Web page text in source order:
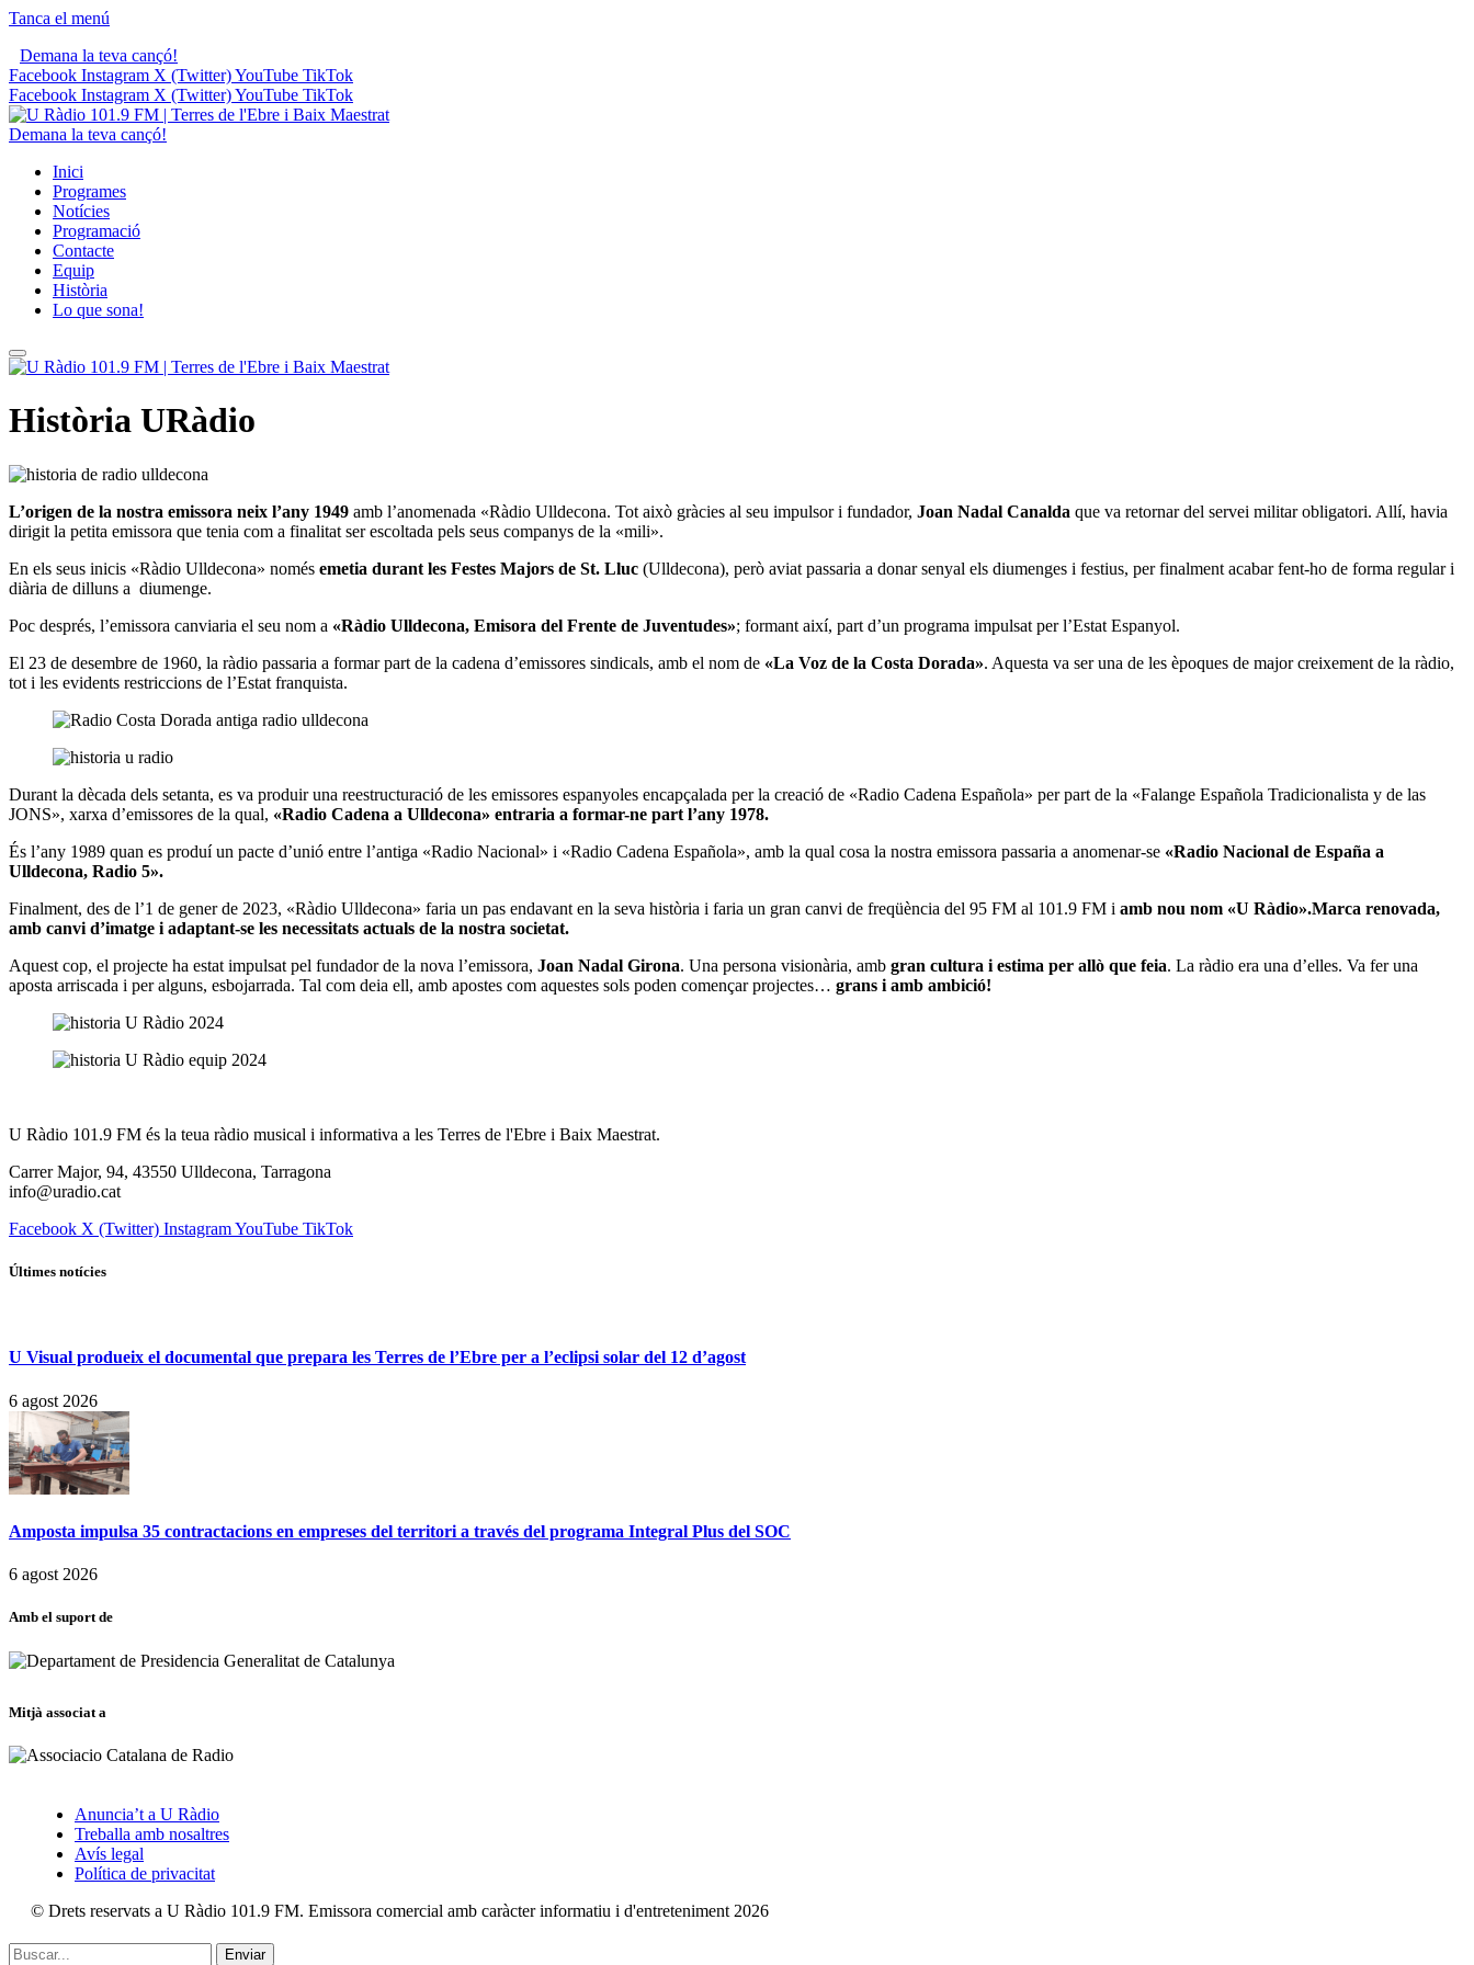
Tanca el menú
Demana la teva cançó!
Facebook Instagram X (Twitter)YouTube TikTok
Facebook Instagram X (Twitter)YouTube TikTok
Demana la teva cançó!
Inici
Programes
Notícies
Programació
Contacte
Equip
Història
Lo que sona!
Història URàdio
L’origen de la nostra emissora neix l’any 1949 amb l’anomenada «Ràdio Ulldecona. Tot això gràcies al seu impulsor i fundador, Joan Nadal Canalda que va retornar del servei militar obligatori. Allí, havia
dirigit la petita emissora que tenia com a finalitat ser escoltada pels seus companys de la «mili».
En els seus inicis «Ràdio Ulldecona» només emetia durant les Festes Majors de St. Lluc (Ulldecona), però aviat passaria a donar senyal els diumenges i festius, per finalment acabar fent-ho de forma regular i
diària de dilluns a diumenge.
Poc després, l’emissora canviaria el seu nom a «Ràdio Ulldecona, Emisora del Frente de Juventudes»; formant així, part d’un programa impulsat per l’Estat Espanyol.
El 23 de desembre de 1960, la ràdio passaria a formar part de la cadena d’emissores sindicals, amb el nom de «La Voz de la Costa Dorada». Aquesta va ser una de les èpoques de major creixement de la ràdio,
tot i les evidents restriccions de l’Estat franquista.
Durant la dècada dels setanta, es va produir una reestructuració de les emissores espanyoles encapçalada per la creació de «Radio Cadena Española» per part de la «Falange Española Tradicionalista y de las
JONS», xarxa d’emissores de la qual, «Radio Cadena a Ulldecona» entraria a formar-ne part l’any 1978.
És l’any 1989 quan es produí un pacte d’unió entre l’antiga «Radio Nacional» i «Radio Cadena Española», amb la qual cosa la nostra emissora passaria a anomenar-se «Radio Nacional de España a
Ulldecona, Radio 5».
Finalment, des de l’1 de gener de 2023, «Ràdio Ulldecona» faria un pas endavant en la seva història i faria un gran canvi de freqüència del 95 FM al 101.9 FM i amb nou nom «U Ràdio».Marca renovada,
amb canvi d’imatge i adaptant-se les necessitats actuals de la nostra societat.
Aquest cop, el projecte ha estat impulsat pel fundador de la nova l’emissora, Joan Nadal Girona. Una persona visionària, amb gran cultura i estima per allò que feia. La ràdio era una d’elles. Va fer una
aposta arriscada i per alguns, esbojarrada. Tal com deia ell, amb apostes com aquestes sols poden començar projectes… grans i amb ambició!
U Ràdio 101.9 FM és la teua ràdio musical i informativa a les Terres de l'Ebre i Baix Maestrat.
Carrer Major, 94, 43550 Ulldecona, Tarragona
info@uradio.cat
Facebook X (Twitter) InstagramYouTube TikTok
Últimes notícies
U Visual produeix el documental que prepara les Terres de l’Ebre per a l’eclipsi solar del 12 d’agost
6 agost 2026
Amposta impulsa 35 contractacions en empreses del territori a través del programa Integral Plus del SOC
6 agost 2026
Amb el suport de
Mitjà associat a
Anuncia’t a U Ràdio
Treballa amb nosaltres
Avís legal
Política de privacitat
© Drets reservats a U Ràdio 101.9 FM. Emissora comercial amb caràcter informatiu i d'entreteniment 2026
Enviar